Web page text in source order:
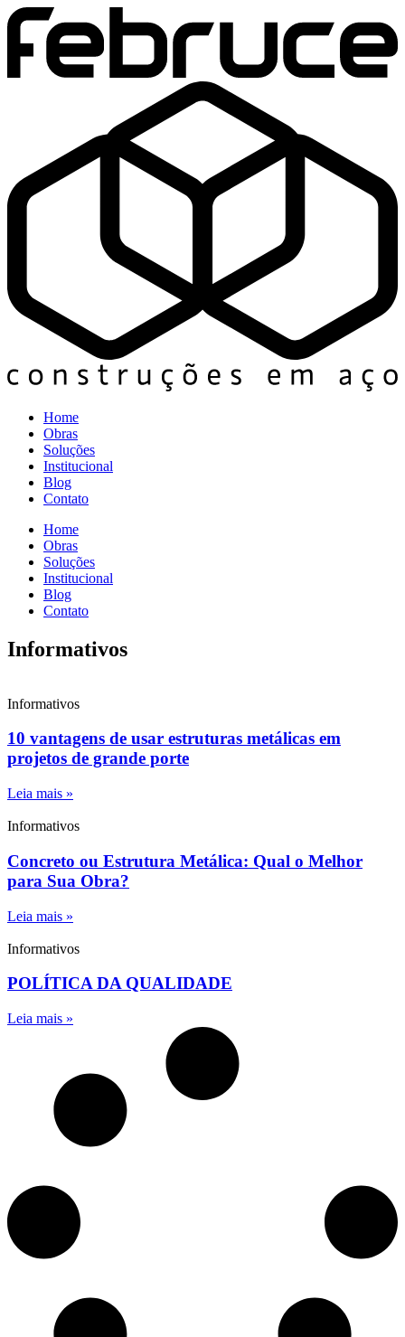
Home
Obras
Soluções
Institucional
Blog
Contato
Home
Obras
Soluções
Institucional
Blog
Contato
Informativos
Informativos
10 vantagens de usar estruturas metálicas em
projetos de grande porte
Leia mais »
Informativos
Concreto ou Estrutura Metálica: Qual o Melhor
para Sua Obra?
Leia mais »
Informativos
POLÍTICA DA QUALIDADE
Leia mais »